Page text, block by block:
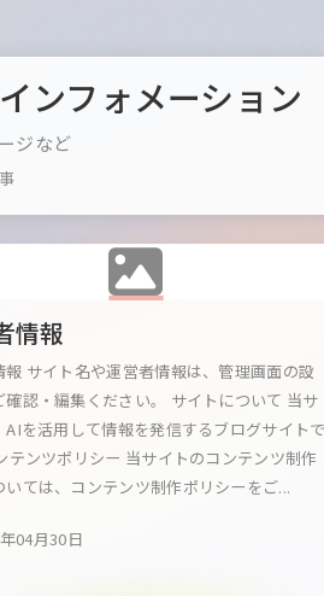
インフォメーション
ジなど
情報
報 サイト名や運営者情報は、管理画面の設
確認・編集ください。 サイトについて 当サ
AIを活用して情報を発信するブログサイト
テンツポリシー 当サイトのコンテンツ制作
いては、コンテンツ制作ポリシーをご...
04月30日